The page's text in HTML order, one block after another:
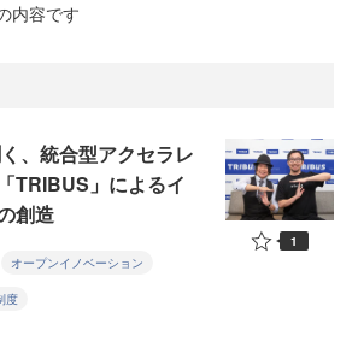
内容です
、統合型アクセラレ
TRIBUS」によるイ
創造
オープンイノベーション
度
1